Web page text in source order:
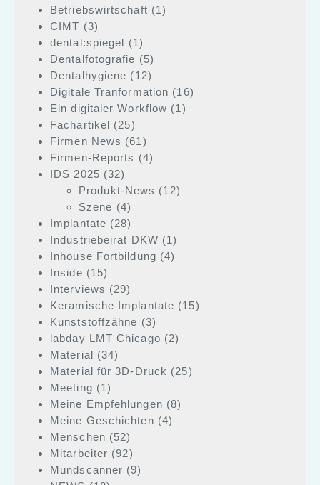
Betriebswirtschaft (1)
CIMT (3)
dental:spiegel (1)
Dentalfotografie (5)
Dentalhygiene (12)
Digitale Tranformation (16)
Ein digitaler Workflow (1)
Fachartikel (25)
Firmen News (61)
Firmen-Reports (4)
IDS 2025 (32)
Produkt-News (12)
Szene (4)
Implantate (28)
Industriebeirat DKW (1)
Inhouse Fortbildung (4)
Inside (15)
Interviews (29)
Keramische Implantate (15)
Kunststoffzähne (3)
labday LMT Chicago (2)
Material (34)
Material für 3D-Druck (25)
Meeting (1)
Meine Empfehlungen (8)
Meine Geschichten (4)
Menschen (52)
Mitarbeiter (92)
Mundscanner (9)